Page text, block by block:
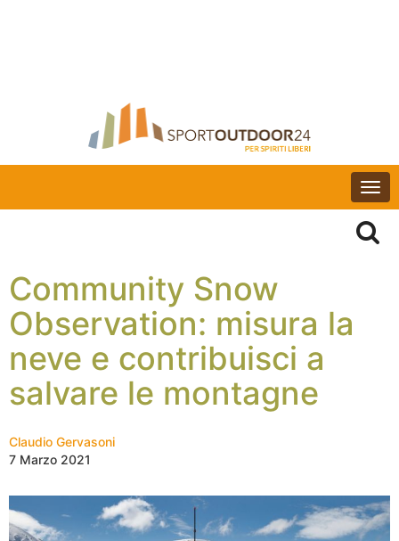
Community Snow
Observation: misura la
neve e contribuisci a
salvare le montagne
Claudio Gervasoni
7 Marzo 2021